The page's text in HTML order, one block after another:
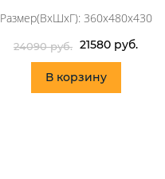
Размер(ВхШхГ): 360x480x430
24090 руб. 21580 руб.
В корзину